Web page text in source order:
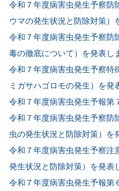
令和７年度病害虫発生予察防
ウマの発生状況と防除対策）
令和７年度病害虫発生予察防
毒の徹底について）を発表し
令和７年度病害虫発生予察特
ミガサハゴロモの発生）を発
令和７年度病害虫発生予報第
令和７年度病害虫発生予察防
虫の発生状況と防除対策）を
令和７年度病害虫発生予察注
発生状況と防除対策）を発表
令和７年度病害虫発生予報第